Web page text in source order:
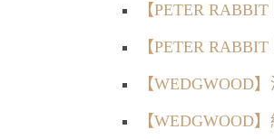
【PETER
【PETER
【WEDGWOOD
【WEDGWOOD